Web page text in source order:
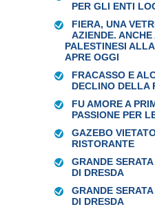
PER GLI ENTI
FIERA, UNA
AZIENDE.
PALESTINESI
APRE OGGI
FRACASSO E
DECLINO DELLA
FU AMORE A
PASSIONE PER
GAZEBO
RISTORANTE
GRANDE
DI DRESDA
GRANDE
DI DRESDA